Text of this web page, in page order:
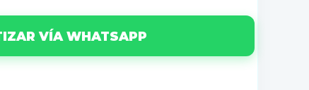
VÍA WHATSAPP